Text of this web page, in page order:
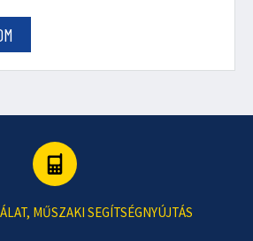
MŰSZAKI SEGÍTSÉGNYÚJTÁS